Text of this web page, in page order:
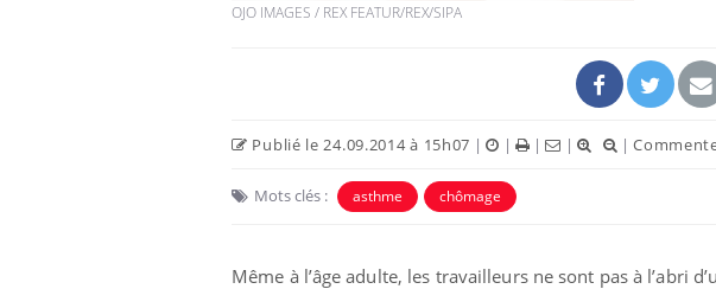
OJO IMAGES / REX FEATUR/REX/SIPA
Publié le 24.09.2014 à 15h07 | | | | |
Mots clés : asthme chômage
Même à l’âge adulte, les travailleurs ne sont pas à l’abri